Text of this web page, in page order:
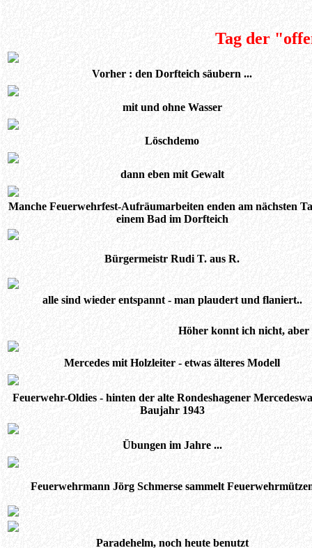
Tag der
Vorher : den Dorfteich säubern ...
mit und ohne Wasser
Löschdemo
dann eben mit Gewalt
Manche Feuerwehrfest-Aufräumarbeiten enden am nächsten
einem Bad im Dorfteich
Bürgermeistr Rudi T. aus R.
alle sind wieder entspannt - man plaudert und flaniert..
Höher konnt ich nicht, aber
Mercedes mit Holzleiter - etwas älteres Modell
Feuerwehr-Oldies - hinten der alte Rondeshagener
Baujahr 1943
Übungen im Jahre ...
Feuerwehrmann Jörg Schmerse sammelt
Paradehelm, noch heute benutzt